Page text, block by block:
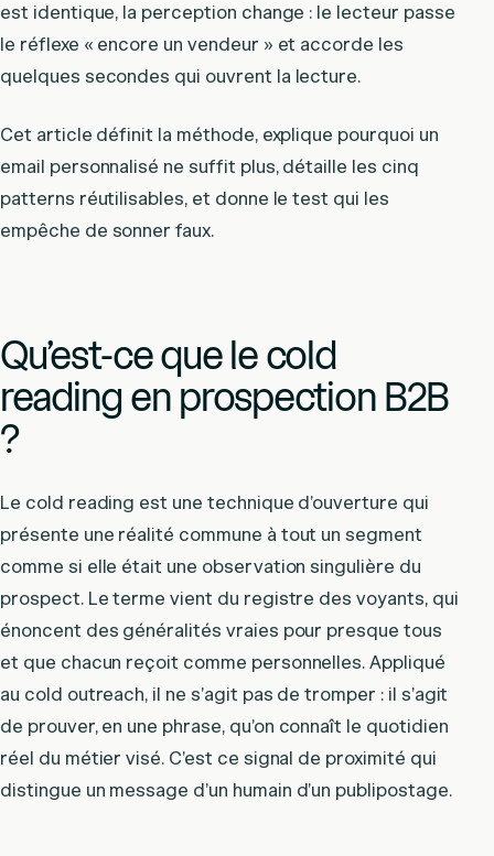
est identique, la perception change : le lecteur passe
le réflexe « encore un vendeur » et accorde les
quelques secondes qui ouvrent la lecture.
Cet article définit la méthode, explique pourquoi un
email personnalisé ne suffit plus, détaille les cinq
patterns réutilisables, et donne le test qui les
empêche de sonner faux.
Qu’est-ce que le cold
reading en prospection B2B
?
Le cold reading est une technique d’ouverture qui
présente une réalité commune à tout un segment
comme si elle était une observation singulière du
prospect. Le terme vient du registre des voyants, qui
énoncent des généralités vraies pour presque tous
et que chacun reçoit comme personnelles. Appliqué
au cold outreach, il ne s’agit pas de tromper : il s’agit
de prouver, en une phrase, qu’on connaît le quotidien
réel du métier visé. C’est ce signal de proximité qui
distingue un message d’un humain d’un publipostage.